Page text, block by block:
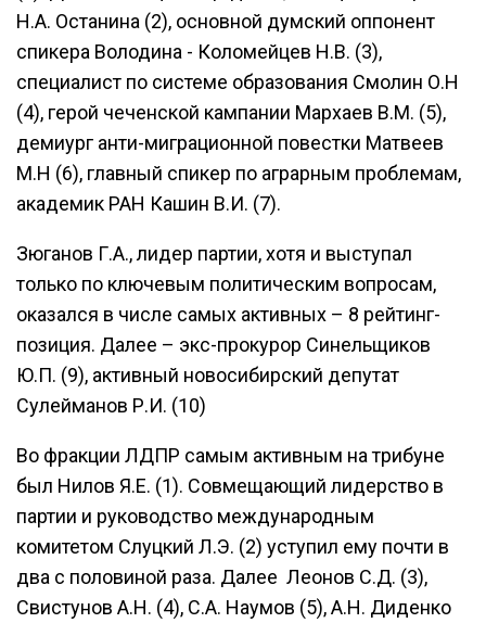
Н.А. Останина (2), основной думский оппонент
спикера Володина - Коломейцев Н.В. (3),
специалист по системе образования Смолин О.Н
(4), герой чеченской кампании Мархаев В.М. (5),
демиург анти-миграционной повестки Матвеев
М.Н (6), главный спикер по аграрным проблемам,
академик РАН Кашин В.И. (7).
Зюганов Г.А., лидер партии, хотя и выступал
только по ключевым политическим вопросам,
оказался в числе самых активных – 8 рейтинг-
позиция. Далее – экс-прокурор Синельщиков
Ю.П. (9), активный новосибирский депутат
Сулейманов Р.И. (10)
Во фракции ЛДПР самым активным на трибуне
был Нилов Я.Е. (1). Совмещающий лидерство в
партии и руководство международным
комитетом Слуцкий Л.Э. (2) уступил ему почти в
два с половиной раза. Далее Леонов С.Д. (3),
Свистунов А.Н. (4), С.А. Наумов (5), А.Н. Диденко